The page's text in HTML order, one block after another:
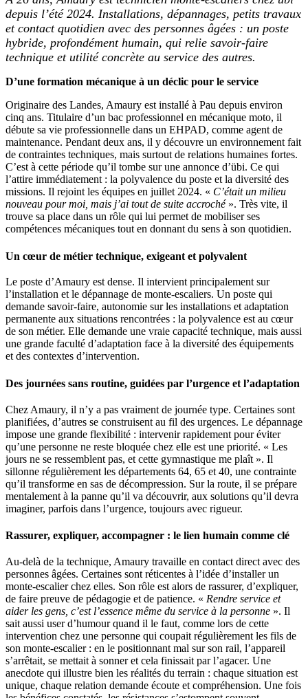
depuis l’été 2024. Installations, dépannages, petits travaux
et contact quotidien avec des personnes âgées : un poste
hybride, profondément humain, qui relie savoir-faire
technique et utilité concrète au service des autres.
D’une formation mécanique à un déclic pour le service
Originaire des Landes, Amaury est installé à Pau depuis environ
cinq ans. Titulaire d’un bac professionnel en mécanique moto, il
débute sa vie professionnelle dans un EHPAD, comme agent de
maintenance. Pendant deux ans, il y découvre un environnement fait
de contraintes techniques, mais surtout de relations humaines fortes.
C’est à cette période qu’il tombe sur une annonce d’übi. Ce qui
l’attire immédiatement : la polyvalence du poste et la diversité des
missions. Il rejoint les équipes en juillet 2024. « C’était un milieu
nouveau pour moi, mais j’ai tout de suite accroché». Très vite, il
trouve sa place dans un rôle qui lui permet de mobiliser ses
compétences mécaniques tout en donnant du sens à son quotidien.
Un cœur de métier technique, exigeant et polyvalent
Le poste d’Amaury est dense. Il intervient principalement sur
l’installation et le dépannage de monte-escaliers. Un poste qui
demande savoir-faire, autonomie sur les installations et adaptation
permanente aux situations rencontrées : la polyvalence est au cœur
de son métier. Elle demande une vraie capacité technique, mais aussi
une grande faculté d’adaptation face à la diversité des équipements
et des contextes d’intervention.
Des journées sans routine, guidées par l’urgence et l’adaptation
Chez Amaury, il n’y a pas vraiment de journée type. Certaines sont
planifiées, d’autres se construisent au fil des urgences. Le dépannage
impose une grande flexibilité : intervenir rapidement pour éviter
qu’une personne ne reste bloquée chez elle est une priorité. « Les
jours ne se ressemblent pas, et cette gymnastique me plaît ». Il
sillonne régulièrement les départements 64, 65 et 40, une contrainte
qu’il transforme en sas de décompression. Sur la route, il se prépare
mentalement à la panne qu’il va découvrir, aux solutions qu’il devra
imaginer, parfois dans l’urgence, toujours avec rigueur.
Rassurer, expliquer, accompagner : le lien humain comme clé
Au-delà de la technique, Amaury travaille en contact direct avec des
personnes âgées. Certaines sont réticentes à l’idée d’installer un
monte-escalier chez elles. Son rôle est alors de rassurer, d’expliquer,
de faire preuve de pédagogie et de patience. « Rendre service et
aider les gens, c’est l’essence même du service à la personne ». Il
sait aussi user d’humour quand il le faut, comme lors de cette
intervention chez une personne qui coupait régulièrement les fils de
son monte-escalier : en le positionnant mal sur son rail, l’appareil
s’arrêtait, se mettait à sonner et cela finissait par l’agacer. Une
anecdote qui illustre bien les réalités du terrain : chaque situation est
unique, chaque relation demande écoute et compréhension. Une fois